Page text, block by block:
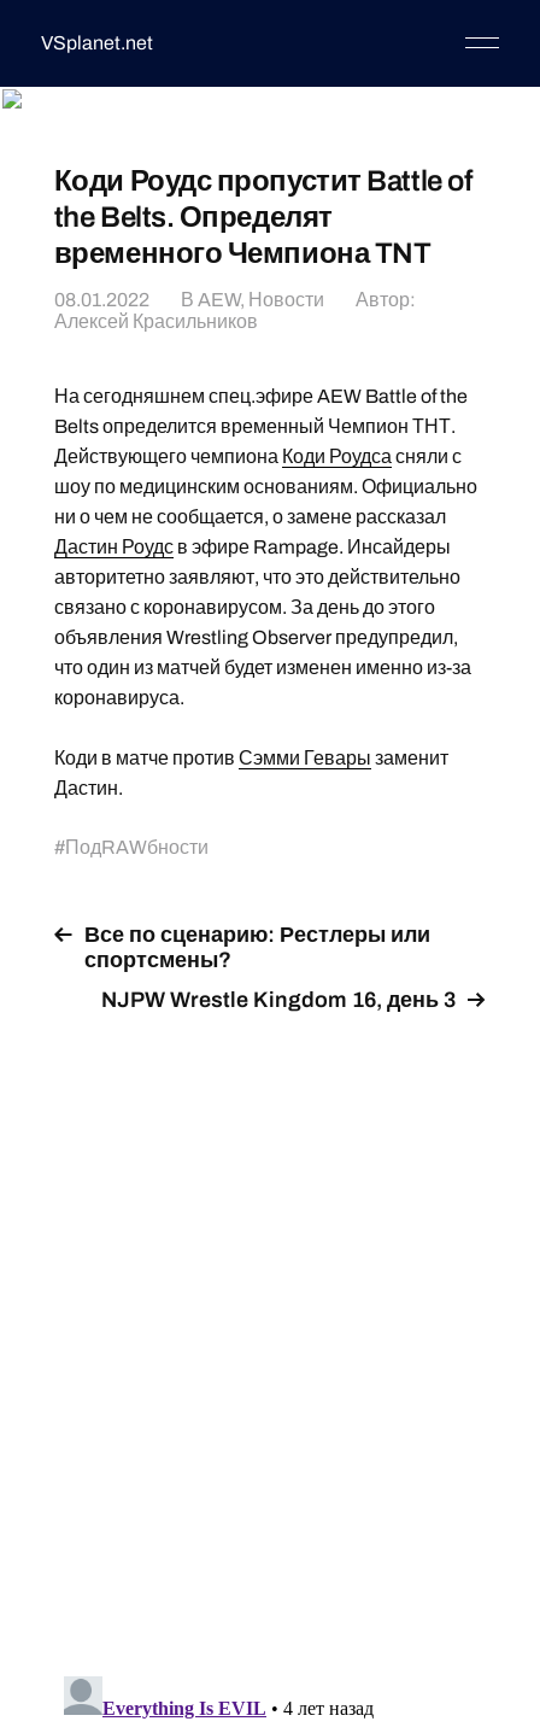
VSplanet.net
Коди Роудс пропустит Battle of
the Belts. Определят
временного Чемпиона TNT
08.01.2022 В AEW, Новости
Автор:
Алексей Красильников
На сегодняшнем спец.эфире AEW Battle of the
Belts определится временный Чемпион ТНТ.
Действующего чемпиона Коди Роудса сняли с
шоу по медицинским основаниям. Официально
ни о чем не сообщается, о замене рассказал
Дастин Роудсв эфире Rampage. Инсайдеры
авторитетно заявляют, что это действительно
связано с коронавирусом. За день до этого
объявления Wrestling Observer предупредил,
что один из матчей будет изменен именно из-за
коронавируса.
Коди в матче против Сэмми Гевары заменит
Дастин.
#ПодRAWбности
Все по сценарию: Рестлеры или
спортсмены?
NJPW Wrestle Kingdom 16, день 3